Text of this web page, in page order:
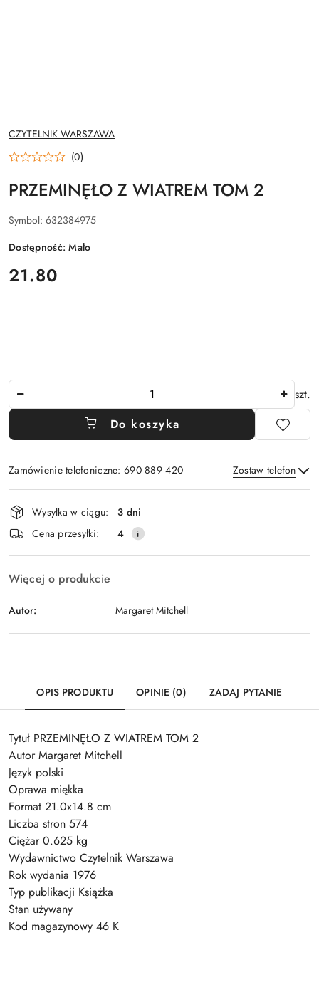
NAZWA
PRODUCENTA:
CZYTELNIK WARSZAWA
(0)
PRZEMINĘŁO Z WIATREM TOM 2
Symbol: 632384975
Dostępność:Mało
cena:
21.80
szt.
Do koszyka
Zamówienie telefoniczne: 690 889 420 Zostaw telefon
Wyślij
Dostępność
i
dostawa
Wysyłka w ciągu:
3 dni
Cena przesyłki:
4
Więcej o produkcie
Autor: Margaret Mitchell
OPIS PRODUKTU OPINIE (0) ZADAJ PYTANIE
Tytuł PRZEMINĘŁO Z WIATREM TOM 2
Autor Margaret Mitchell
Język polski
Oprawa miękka
Format 21.0x14.8 cm
Liczba stron 574
Ciężar 0.625 kg
Wydawnictwo Czytelnik Warszawa
Rok wydania 1976
Typ publikacji Książka
Stan używany
Kod magazynowy 46 K